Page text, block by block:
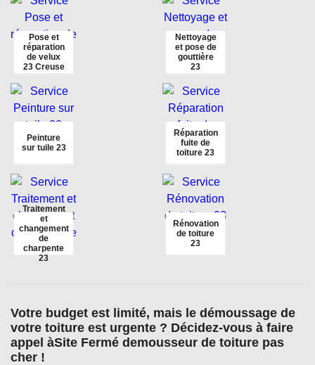
Pose et
réparation
de velux
23 Creuse
Nettoyage
et pose de
gouttière
23
Peinture
sur tuile 23
Réparation
fuite de
toiture 23
Traitement
et
changement
de
charpente
23
Rénovation
de toiture
23
Votre budget est limité, mais le démoussage de
votre toiture est urgente ? Décidez-vous à faire
appel àSite Fermé demousseur de toiture pas
cher !